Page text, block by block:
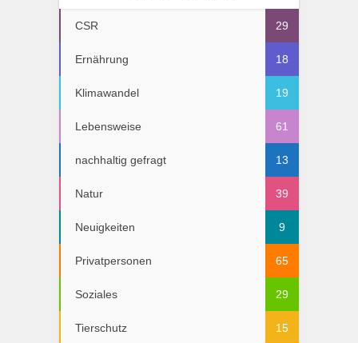
CSR 29
Ernährung 18
Klimawandel 19
Lebensweise 61
nachhaltig gefragt 13
Natur 39
Neuigkeiten 9
Privatpersonen 65
Soziales 29
Tierschutz 15